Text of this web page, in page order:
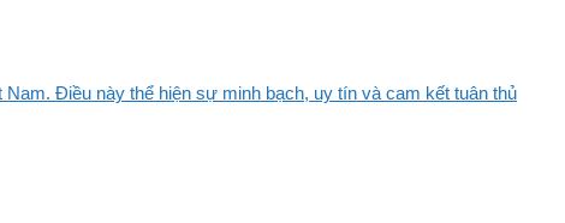
Điều này thể hiện sự minh bạch, uy tín và cam kết tuân thủ